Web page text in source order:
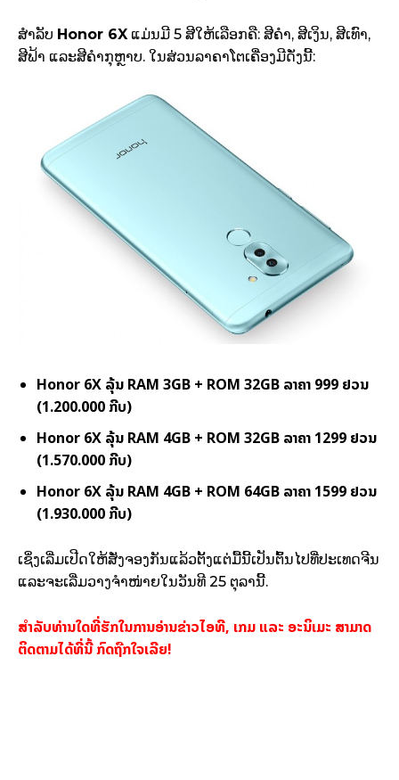
ສຳລັບ Honor 6X ແມ່ນມີ 5 ສີໃຫ້ເລືອກຄື: ສີຄຳ, ສີເງິນ, ສີເທົາ,
ສີຟ້າ ແລະສີຄຳກຸຫຼາບ. ໃນສ່ວນລາຄາໂຕເຄື່ອງມີດັ່ງນີ້:
Honor 6X ລຸ້ນ RAM 3GB + ROM 32GB ລາຄາ 999 ຢວນ
(1.200.000 ກີບ)
Honor 6X ລຸ້ນ RAM 4GB + ROM 32GB ລາຄາ 1299 ຢວນ
(1.570.000 ກີບ)
Honor 6X ລຸ້ນ RAM 4GB + ROM 64GB ລາຄາ 1599 ຢວນ
(1.930.000 ກີບ)
ເຊິ່ງເລີ່ມເປີດໃຫ້ສັ່ງຈອງກັນແລ້ວຕັ້ງແຕ່ມື້ນີ້ເປັນຕົ້ນໄປທີ່ປະເທດຈີນ
ແລະຈະເລີ່ມວາງຈຳໜ່າຍໃນວັນທີ 25 ຕຸລານີ້.
ສຳລັບທ່ານໃດທີ່ຮັກໃນການອ່ານຂ່າວໄອທີ, ເກມ ແລະ ອະນິເມະ ສາມາດ
ຕິດຕາມໄດ້ທີ່ນີ້ ກົດຖືກໃຈເລີຍ!